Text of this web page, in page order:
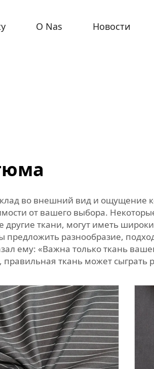
O Nas Новости
во внешний вид и ощущение
от вашего выбора.
другие ткани, могут иметь
предложить разнообразие,
ему: «Важна только ткань
правильная ткань может